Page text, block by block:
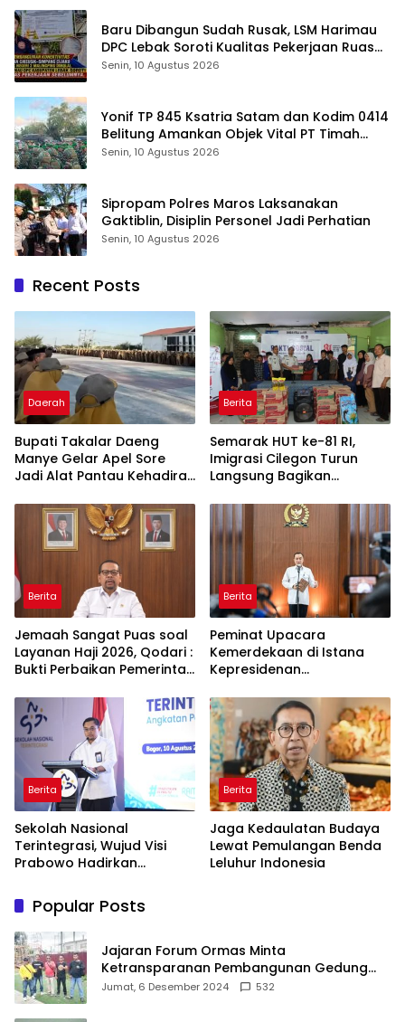
Baru Dibangun Sudah Rusak, LSM Harimau
DPC Lebak Soroti Kualitas Pekerjaan Ruas
Jalan Cikeusik-Simpang Cijaku
Senin, 10 Agustus 2026
Yonif TP 845 Ksatria Satam dan Kodim 0414
Belitung Amankan Objek Vital PT Timah
Saat Aksi Penambang
Senin, 10 Agustus 2026
Sipropam Polres Maros Laksanakan
Gaktiblin, Disiplin Personel Jadi Perhatian
Senin, 10 Agustus 2026
Recent Posts
Daerah
Bupati Takalar Daeng
Manye Gelar Apel Sore
Jadi Alat Pantau Kehadiran
Kedisplinan
Berita
Semarak HUT ke-81 RI,
Imigrasi Cilegon Turun
Langsung Bagikan
Prasejahtera
Berita
Jemaah Sangat Puas soal
Layanan Haji 2026, Qodari :
Bukti Perbaikan Pemerintah
Berita
Peminat Upacara
Kemerdekaan di Istana
Kepresidenan
Ribu Pendaftar!
Berita
Sekolah Nasional
Terintegrasi, Wujud Visi
Prabowo Hadirkan
untuk SDM Unggul
Berita
Jaga Kedaulatan Budaya
Lewat Pemulangan Benda
Leluhur Indonesia
Popular Posts
Jajaran Forum Ormas Minta
Ketransparanan Pembangunan Gedung
Damkar Di Kecamatan Cisoka
Jumat, 6 Desember 2024 532